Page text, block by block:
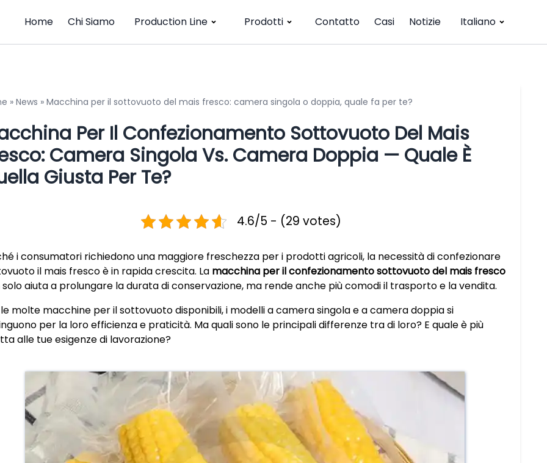
Home Chi Siamo Production Line Prodotti Contatto Casi Notizie Italiano
» News » Macchina per il sottovuoto del mais fresco: camera singola o doppia, quale fa per te?
Per Il Confezionamento Sottovuoto Del Mais
Camera Singola Vs. Camera Doppia — Quale È
Giusta Per Te?
4.6/5 - (29 votes)
i consumatori richiedono una maggiore freschezza per i prodotti agricoli, la necessità di confezionare
il mais fresco è in rapida crescita. La macchina per il confezionamento sottovuoto del mais fresco
solo aiuta a prolungare la durata di conservazione, ma rende anche più comodi il trasporto e la vendita.
molte macchine per il sottovuoto disponibili, i modelli a camera singola e a camera doppia si
per la loro efficienza e praticità. Ma quali sono le principali differenze tra di loro? E quale è più
alle tue esigenze di lavorazione?